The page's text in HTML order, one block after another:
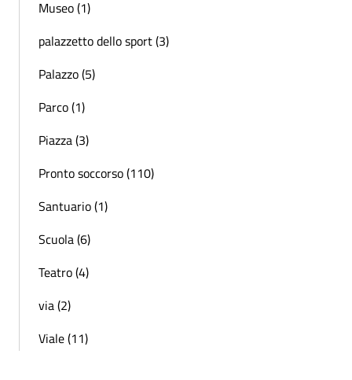
Museo (1)
palazzetto dello sport (3)
Palazzo (5)
Parco (1)
Piazza (3)
Pronto soccorso (110)
Santuario (1)
Scuola (6)
Teatro (4)
via (2)
Viale (11)